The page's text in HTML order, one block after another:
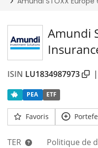
Amundi
ISIN LU1834987973 |
PEA ETF
Favoris
TER
Politique de